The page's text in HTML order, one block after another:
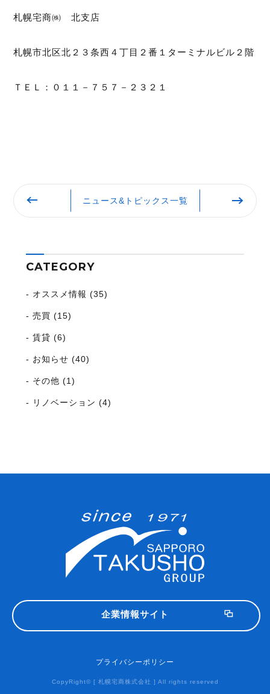
札幌宅商㈱ 北支店
札幌市北区北２３条西４丁目２番１ターミナルビル２階
ＴＥＬ：０１１－７５７－２３２１
ニュース&トピックス一覧
CATEGORY
オススメ情報 (35)
売買 (15)
賃貸 (6)
お知らせ (40)
その他 (1)
リノベーション (4)
企業情報サイト
プライバシーポリシー
CopyRight© [ 札幌宅商株式会社 ] All rights reserved